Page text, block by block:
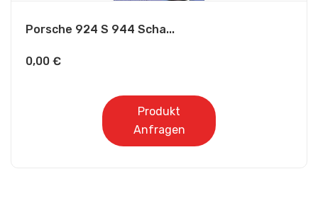
Porsche 924 S 944 Scha...
0,00 €
Produkt
Anfragen